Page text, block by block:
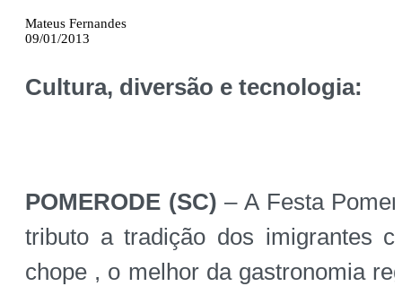
Mateus Fernandes
09/01/2013
Cultura, diversão e tecnologia:
POMERODE (SC) – A Festa
tributo a tradição dos imigrantes
chope , o melhor da gastronomia